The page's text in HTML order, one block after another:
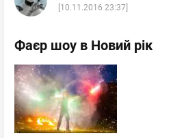
[10.11.2016 23:37]
Фаєр шоу в Новий рік